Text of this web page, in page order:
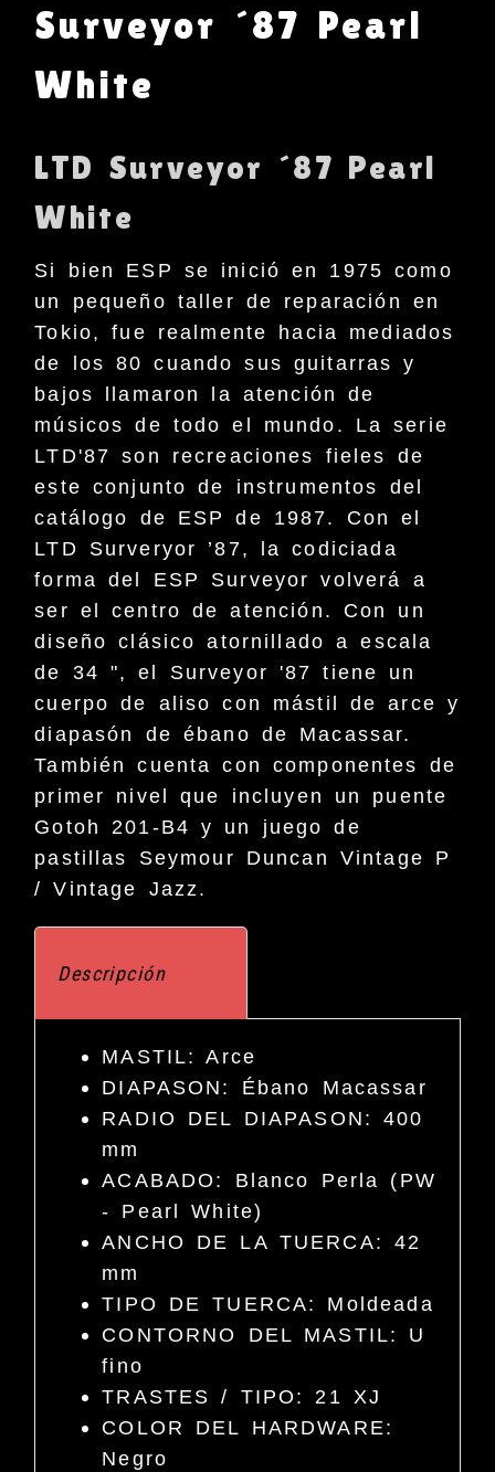
Surveyor ´87 Pearl
White
LTD Surveyor ´87 Pearl
White
Si bien ESP se inició en 1975 como
un pequeño taller de reparación en
Tokio, fue realmente hacia mediados
de los 80 cuando sus guitarras y
bajos llamaron la atención de
músicos de todo el mundo. La serie
LTD'87 son recreaciones fieles de
este conjunto de instrumentos del
catálogo de ESP de 1987. Con el
LTD Surveryor ’87, la codiciada
forma del ESP Surveyor volverá a
ser el centro de atención. Con un
diseño clásico atornillado a escala
de 34 ", el Surveyor '87 tiene un
cuerpo de aliso con mástil de arce y
diapasón de ébano de Macassar.
También cuenta con componentes de
primer nivel que incluyen un puente
Gotoh 201-B4 y un juego de
pastillas Seymour Duncan Vintage P
/ Vintage Jazz.
Descripción
MASTIL: Arce
DIAPASON: Ébano Macassar
RADIO DEL DIAPASON: 400
mm
ACABADO: Blanco Perla (PW
- Pearl White)
ANCHO DE LA TUERCA: 42
mm
TIPO DE TUERCA: Moldeada
CONTORNO DEL MASTIL: U
fino
TRASTES / TIPO: 21 XJ
COLOR DEL HARDWARE:
Negro